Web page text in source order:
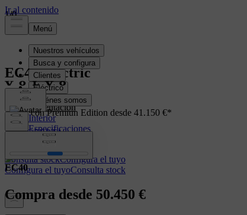
EC40 Electric
Presentación
Interior
Especificaciones
Prestaciones
Consulta stockConfigura el tuyo
Configura el tuyoConsulta stock
Ahora con Premiun Edition desde 41.150 €*
VER OFERTA
EC40
Compra desde 50.450 €
1/0
1/0
1/0